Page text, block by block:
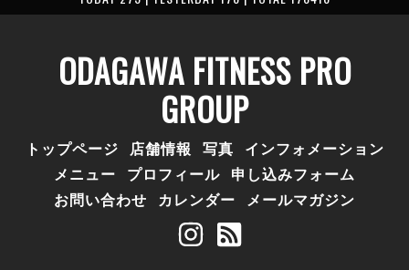
ODAGAWA FITNESS PRO
GROUP
トップページ 店舗情報 写真 インフォメーション
メニュー プロフィール 申し込みフォーム
お問い合わせ
カレンダー メールマガジン